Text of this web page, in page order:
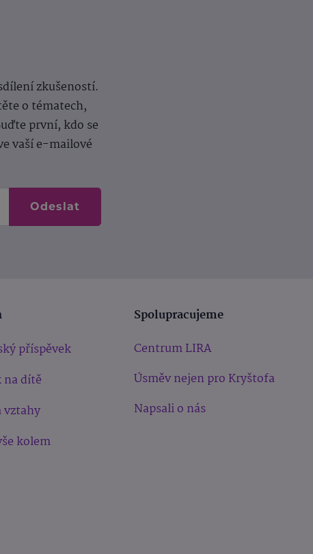
zkušeností.
o tématech,
první, kdo se
vaší e-mailové
Odeslat
příspěvek
na dítě
vztahy
kolem
Spolupracujeme
Centrum LIRA
Úsměv nejen pro Kryštofa
Napsali o nás